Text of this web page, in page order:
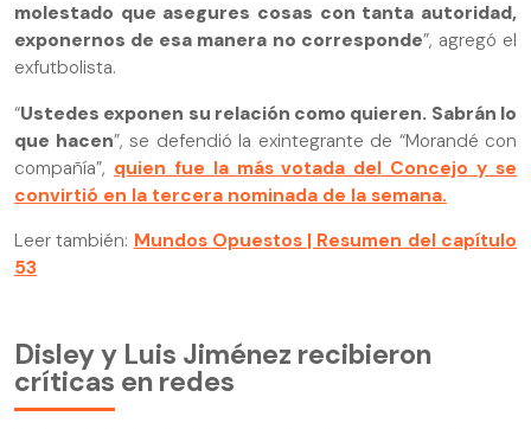
molestado que asegures cosas con tanta autoridad,
exponernos de esa manera no corresponde”, agregó el
exfutbolista.
“Ustedes exponen su relación como quieren. Sabrán lo
que hacen”, se defendió la exintegrante de “Morandé con
compañía”, quien fue la más votada del Concejo y se
convirtió en la tercera nominada de la semana.
Leer también: Mundos Opuestos | Resumen del capítulo
53
Disley y Luis Jiménez recibieron
críticas en redes